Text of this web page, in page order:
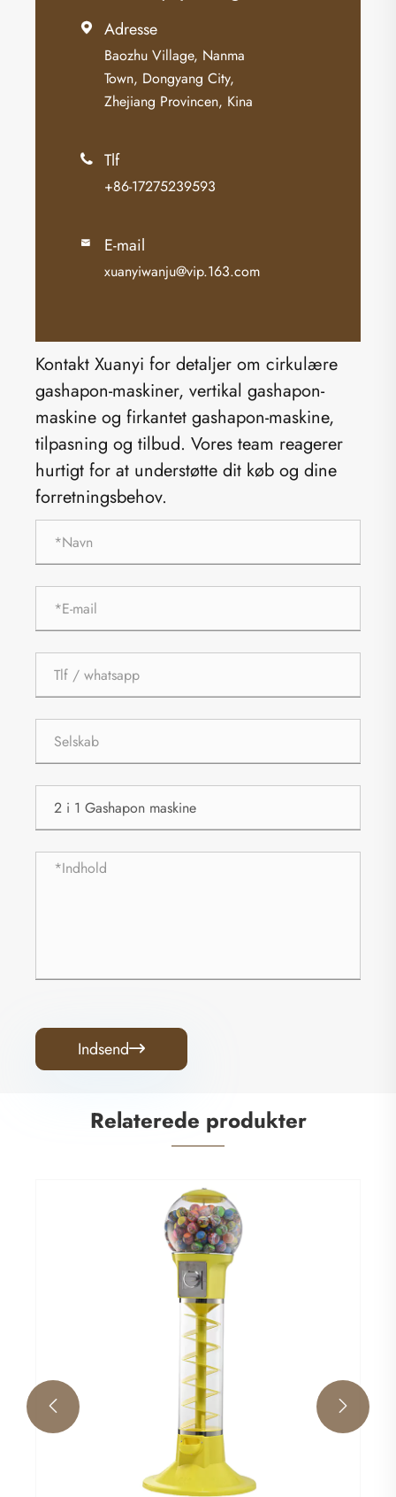
 Adresse
Baozhu Village, Nanma
Town, Dongyang City,
Zhejiang Provincen, Kina
 Tlf
+86-17275239593
 E-mail
xuanyiwanju@vip.163.com
Kontakt Xuanyi for detaljer om cirkulære
gashapon-maskiner, vertikal gashapon-
maskine og firkantet gashapon-maskine,
tilpasning og tilbud. Vores team reagerer
hurtigt for at understøtte dit køb og dine
forretningsbehov.
Indsend
Relaterede produkter
115 cm spiralmaskine
 